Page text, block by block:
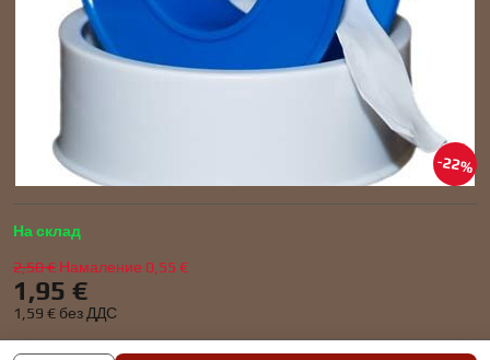
22%
На склад
2,50 € Намаление 0,55 €
1,95 €
1,59 € без ДДС